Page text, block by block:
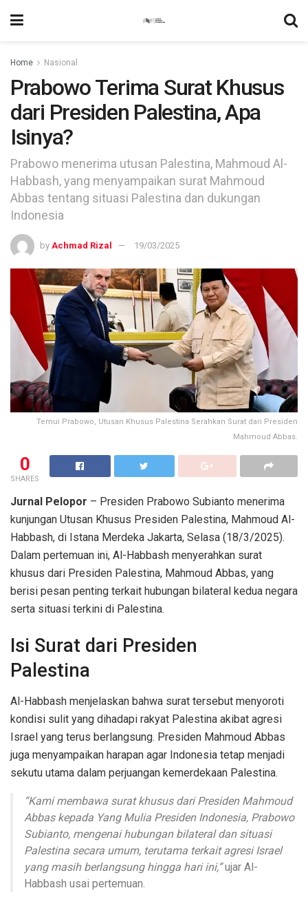
Home Nasional
Prabowo Terima Surat Khusus
dari Presiden Palestina, Apa
Isinya?
Prabowo menerima utusan Palestina, Mahmoud Al-
Habbash, yang menyampaikan surat Mahmoud
Abbas tentang situasi Palestina dan dukungan
Indonesia
by Achmad Rizal 19/03/2025
Temui Prabowo, Utusan Khusus Palestina Serahkan Surat dari Presiden
Mahmoud Abbas.
0
SHARES
Jurnal Pelopor – Presiden Prabowo Subianto menerima
kunjungan Utusan Khusus Presiden Palestina, Mahmoud Al-
Habbash, di Istana Merdeka Jakarta, Selasa (18/3/2025).
Dalam pertemuan ini, Al-Habbash menyerahkan surat
khusus dari Presiden Palestina, Mahmoud Abbas, yang
berisi pesan penting terkait hubungan bilateral kedua negara
serta situasi terkini di Palestina.
Isi Surat dari Presiden
Palestina
Al-Habbash menjelaskan bahwa surat tersebut menyoroti
kondisi sulit yang dihadapi rakyat Palestina akibat agresi
Israel yang terus berlangsung. Presiden Mahmoud Abbas
juga menyampaikan harapan agar Indonesia tetap menjadi
sekutu utama dalam perjuangan kemerdekaan Palestina.
“Kami membawa surat khusus dari Presiden Mahmoud
Abbas kepada Yang Mulia Presiden Indonesia, Prabowo
Subianto, mengenai hubungan bilateral dan situasi
Palestina secara umum, terutama terkait agresi Israel
yang masih berlangsung hingga hari ini,”ujar Al-
Habbash usai pertemuan.